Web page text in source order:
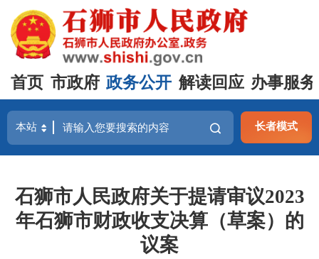
首页 市政府 政务公开 解读回应 办事服务
长者模式
石狮市人民政府关于提请审议2023
年石狮市财政收支决算（草案）的
议案